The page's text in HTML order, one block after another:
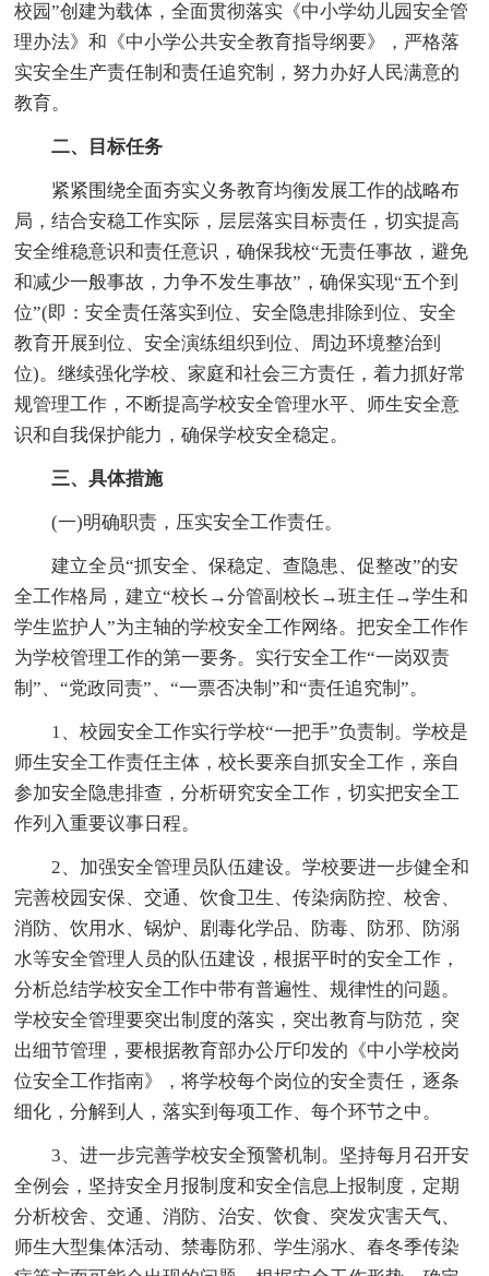
校园”创建为载体，全面贯彻落实《中小学幼儿园安全管
理办法》和《中小学公共安全教育指导纲要》，严格落
实安全生产责任制和责任追究制，努力办好人民满意的
教育。
二、目标任务
紧紧围绕全面夯实义务教育均衡发展工作的战略布
局，结合安稳工作实际，层层落实目标责任，切实提高
安全维稳意识和责任意识，确保我校“无责任事故，避免
和减少一般事故，力争不发生事故”，确保实现“五个到
位”(即：安全责任落实到位、安全隐患排除到位、安全
教育开展到位、安全演练组织到位、周边环境整治到
位)。继续强化学校、家庭和社会三方责任，着力抓好常
规管理工作，不断提高学校安全管理水平、师生安全意
识和自我保护能力，确保学校安全稳定。
三、具体措施
(一)明确职责，压实安全工作责任。
建立全员“抓安全、保稳定、查隐患、促整改”的安
全工作格局，建立“校长→分管副校长→班主任→学生和
学生监护人”为主轴的学校安全工作网络。把安全工作作
为学校管理工作的第一要务。实行安全工作“一岗双责
制”、“党政同责”、“一票否决制”和“责任追究制”。
1、校园安全工作实行学校“一把手”负责制。学校是
师生安全工作责任主体，校长要亲自抓安全工作，亲自
参加安全隐患排查，分析研究安全工作，切实把安全工
作列入重要议事日程。
2、加强安全管理员队伍建设。学校要进一步健全和
完善校园安保、交通、饮食卫生、传染病防控、校舍、
消防、饮用水、锅炉、剧毒化学品、防毒、防邪、防溺
水等安全管理人员的队伍建设，根据平时的安全工作，
分析总结学校安全工作中带有普遍性、规律性的问题。
学校安全管理要突出制度的落实，突出教育与防范，突
出细节管理，要根据教育部办公厅印发的《中小学校岗
位安全工作指南》，将学校每个岗位的安全责任，逐条
细化，分解到人，落实到每项工作、每个环节之中。
3、进一步完善学校安全预警机制。坚持每月召开安
全例会，坚持安全月报制度和安全信息上报制度，定期
分析校舍、交通、消防、治安、饮食、突发灾害天气、
师生大型集体活动、禁毒防邪、学生溺水、春冬季传染